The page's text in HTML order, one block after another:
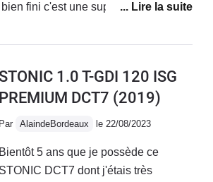
fini c'est une super bagnole : je
1.0 T-GDI 120 ISG
PREMIUM DCT7 (2019)
Par AlaindeBordeaux le 22/08/2023
Bientôt 5 ans que je possède ce
STONIC DCT7 dont j'étais très